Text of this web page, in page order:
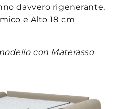
davvero rigenerante,
e Alto 18 cm
con Materasso